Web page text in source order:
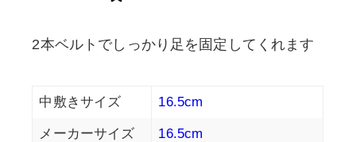
2本ベルトでしっかり足を固定してくれます
中敷きサイズ 16.5cm
メーカーサイズ 16.5cm